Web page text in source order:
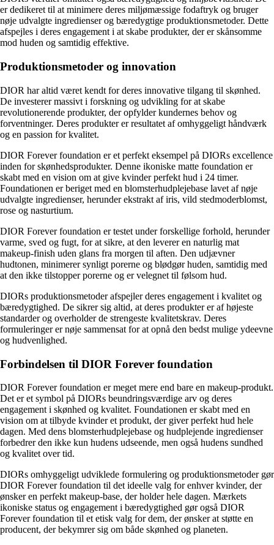
er dedikeret til at minimere deres miljømæssige fodaftryk og bruger
nøje udvalgte ingredienser og bæredygtige produktionsmetoder. Dette
afspejles i deres engagement i at skabe produkter, der er skånsomme
mod huden og samtidig effektive.
Produktionsmetoder og innovation
DIOR har altid været kendt for deres innovative tilgang til skønhed.
De investerer massivt i forskning og udvikling for at skabe
revolutionerende produkter, der opfylder kundernes behov og
forventninger. Deres produkter er resultatet af omhyggeligt håndværk
og en passion for kvalitet.
DIOR Forever foundation er et perfekt eksempel på DIORs excellence
inden for skønhedsprodukter. Denne ikoniske matte foundation er
skabt med en vision om at give kvinder perfekt hud i 24 timer.
Foundationen er beriget med en blomsterhudplejebase lavet af nøje
udvalgte ingredienser, herunder ekstrakt af iris, vild stedmoderblomst,
rose og nasturtium.
DIOR Forever foundation er testet under forskellige forhold, herunder
varme, sved og fugt, for at sikre, at den leverer en naturlig mat
makeup-finish uden glans fra morgen til aften. Den udjævner
hudtonen, minimerer synligt porerne og blødgør huden, samtidig med
at den ikke tilstopper porerne og er velegnet til følsom hud.
DIORs produktionsmetoder afspejler deres engagement i kvalitet og
bæredygtighed. De sikrer sig altid, at deres produkter er af højeste
standarder og overholder de strengeste kvalitetskrav. Deres
formuleringer er nøje sammensat for at opnå den bedst mulige ydeevne
og hudvenlighed.
Forbindelsen til DIOR Forever foundation
DIOR Forever foundation er meget mere end bare en makeup-produkt.
Det er et symbol på DIORs beundringsværdige arv og deres
engagement i skønhed og kvalitet. Foundationen er skabt med en
vision om at tilbyde kvinder et produkt, der giver perfekt hud hele
dagen. Med dens blomsterhudplejebase og hudplejende ingredienser
forbedrer den ikke kun hudens udseende, men også hudens sundhed
og kvalitet over tid.
DIORs omhyggeligt udviklede formulering og produktionsmetoder gør
DIOR Forever foundation til det ideelle valg for enhver kvinder, der
ønsker en perfekt makeup-base, der holder hele dagen. Mærkets
ikoniske status og engagement i bæredygtighed gør også DIOR
Forever foundation til et etisk valg for dem, der ønsker at støtte en
producent, der bekymrer sig om både skønhed og planeten.